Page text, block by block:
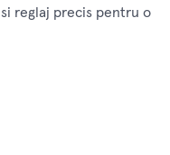
reglaj precis pentru o